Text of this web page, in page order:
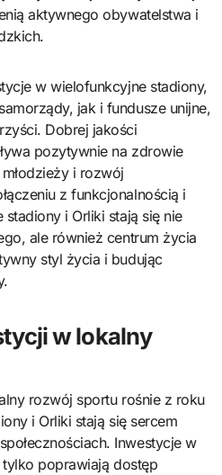
aktywnego obywatelstwa i
w wielofunkcyjne stadiony,
jak i fundusze unijne,
Dobrej jakości
pozytywnie na zdrowie
i rozwój
z funkcjonalnością i
i Orliki stają się nie
ale również centrum życia
styl życia i budując
w lokalny
rozwój sportu rośnie z roku
i Orliki stają się sercem
Inwestycje w
poprawiają dostęp